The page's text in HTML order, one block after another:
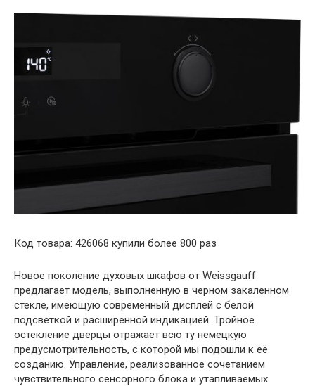
Код товара: 426068 купили более 800 раз
Новое поколение духовых шкафов от Weissgauff
предлагает модель, выполненную в черном закаленном
стекле, имеющую современный дисплей с белой
подсветкой и расширенной индикацией. Тройное
остекление дверцы отражает всю ту немецкую
предусмотрительность, с которой мы подошли к её
созданию. Управление, реализованное сочетанием
чувствительного сенсорного блока и утапливаемых